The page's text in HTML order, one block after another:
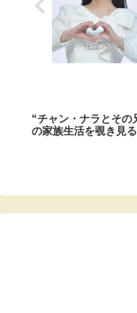
“チャン・ナラとその
の家族生活を覗き見